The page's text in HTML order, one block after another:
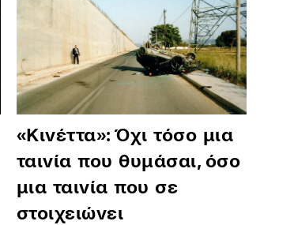
«Κινέττα»: Όχι τόσο μια
ταινία που θυμάσαι, όσο
μια ταινία που σε
στοιχειώνει